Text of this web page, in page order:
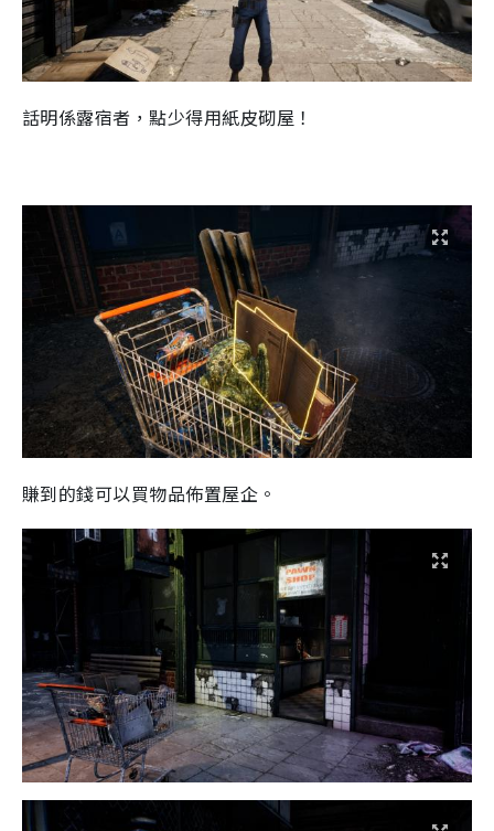
話明係露宿者，點少得用紙皮砌屋！
賺到的錢可以買物品佈置屋企。